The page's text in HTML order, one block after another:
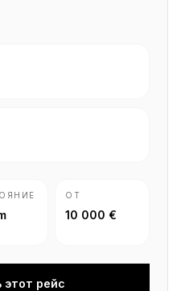
ОТ
10 000 €
этот рейс